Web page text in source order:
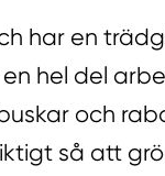
har en
hel del
och
så att